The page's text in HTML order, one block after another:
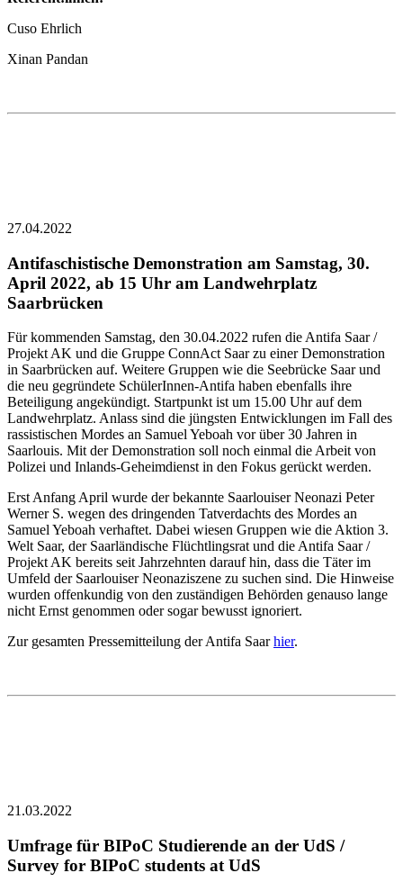
Cuso Ehrlich
Xinan Pandan
27.04.2022
Antifaschistische Demonstration am Samstag, 30.
April 2022, ab 15 Uhr am Landwehrplatz
Saarbrücken
Für kommenden Samstag, den 30.04.2022 rufen die Antifa Saar /
Projekt AK und die Gruppe ConnAct Saar zu einer Demonstration
in Saarbrücken auf. Weitere Gruppen wie die Seebrücke Saar und
die neu gegründete SchülerInnen-Antifa haben ebenfalls ihre
Beteiligung angekündigt. Startpunkt ist um 15.00 Uhr auf dem
Landwehrplatz. Anlass sind die jüngsten Entwicklungen im Fall des
rassistischen Mordes an Samuel Yeboah vor über 30 Jahren in
Saarlouis. Mit der Demonstration soll noch einmal die Arbeit von
Polizei und Inlands-Geheimdienst in den Fokus gerückt werden.
Erst Anfang April wurde der bekannte Saarlouiser Neonazi Peter
Werner S. wegen des dringenden Tatverdachts des Mordes an
Samuel Yeboah verhaftet. Dabei wiesen Gruppen wie die Aktion 3.
Welt Saar, der Saarländische Flüchtlingsrat und die Antifa Saar /
Projekt AK bereits seit Jahrzehnten darauf hin, dass die Täter im
Umfeld der Saarlouiser Neonaziszene zu suchen sind. Die Hinweise
wurden offenkundig von den zuständigen Behörden genauso lange
nicht Ernst genommen oder sogar bewusst ignoriert.
Zur gesamten Pressemitteilung der Antifa Saarhier.
21.03.2022
Umfrage für BIPoC Studierende an der UdS /
Survey for BIPoC students at UdS